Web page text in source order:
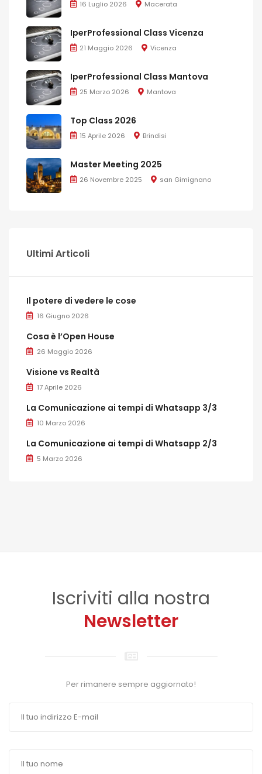
16 Luglio 2026 Macerata
IperProfessional Class Vicenza
21 Maggio 2026 Vicenza
IperProfessional Class Mantova
25 Marzo 2026 Mantova
Top Class 2026
15 Aprile 2026 Brindisi
Master Meeting 2025
26 Novembre 2025 san Gimignano
Ultimi Articoli
Il potere di vedere le cose
16 Giugno 2026
Cosa è l’Open House
26 Maggio 2026
Visione vs Realtà
17 Aprile 2026
La Comunicazione ai tempi di Whatsapp 3/3
10 Marzo 2026
La Comunicazione ai tempi di Whatsapp 2/3
5 Marzo 2026
Iscriviti alla nostra
Newsletter
Per rimanere sempre aggiornato!